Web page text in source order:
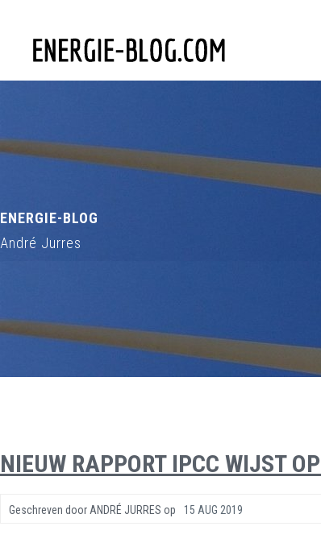
ENERGIE-BLOG
André Jurres
NIEUW RAPPORT IPCC WIJST
Geschreven door ANDRÉ JURRES op 15 AUG 2019